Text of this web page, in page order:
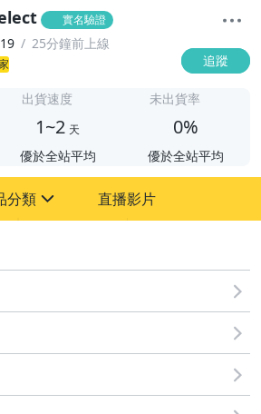
實名驗證
25分鐘前上線
追蹤
出貨速度
1~2 天
優於全站平均
未出貨率
0%
優於全站平均
分類 直播影片